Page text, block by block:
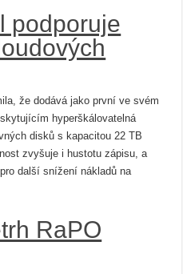
podporuje
že dodává jako první ve svém
hyperškálovatelná
disků s kapacitou 22 TB
zvyšuje i hustotu zápisu, a
další snížení nákladů na
RaPO